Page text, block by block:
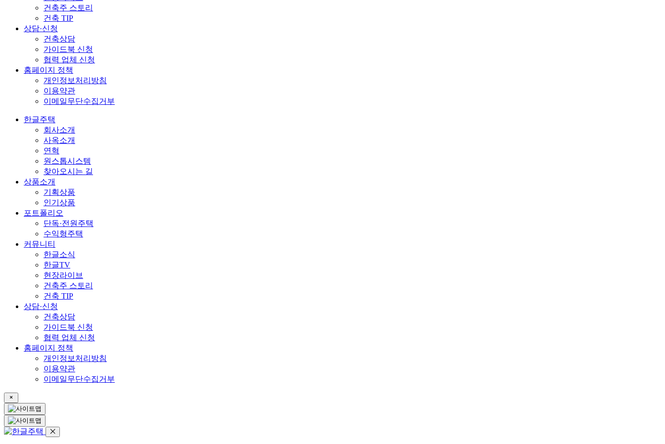
건축주 스토리
건축 TIP
상담·신청
건축상담
가이드북 신청
협력 업체 신청
홈페이지 정책
개인정보처리방침
이용약관
이메일무단수집거부
한글주택
회사소개
사옥소개
연혁
원스톱시스템
찾아오시는 길
상품소개
기획상품
인기상품
포트폴리오
단독·전원주택
수익형주택
커뮤니티
한글소식
한글TV
현장라이브
건축주 스토리
건축 TIP
상담·신청
건축상담
가이드북 신청
협력 업체 신청
홈페이지 정책
개인정보처리방침
이용약관
이메일무단수집거부